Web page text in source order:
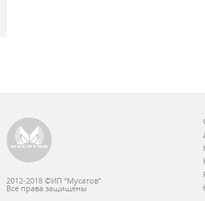
2012-2018 ©ИП “Мусатов”
Все права защищены